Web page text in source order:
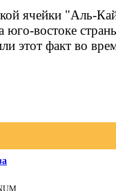
ячейки "Аль-
юго-востоке
этот факт во